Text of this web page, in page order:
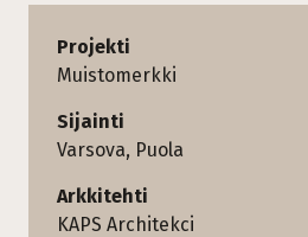
Projekti
Muistomerkki
Sijainti
Varsova, Puola
Arkkitehti
KAPS Architekci